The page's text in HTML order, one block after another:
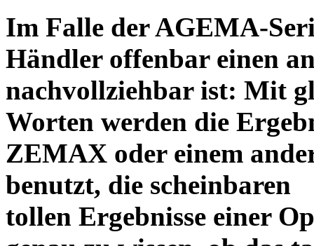
Im Falle der AGEMA-
Händler offenbar einen
nachvollziehbar ist: Mit
Worten werden die
ZEMAX oder einem
benutzt, die scheinbaren
tollen Ergebnisse einer